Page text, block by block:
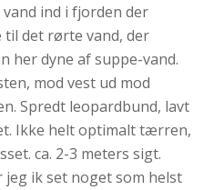
ind i fjorden der
til det rørte vand, der
her dyne af suppe-vand.
mod vest ud mod
Spredt leopardbund, lavt
Ikke helt optimalt tærren,
ca. 2-3 meters sigt.
jeg ik set noget som helst